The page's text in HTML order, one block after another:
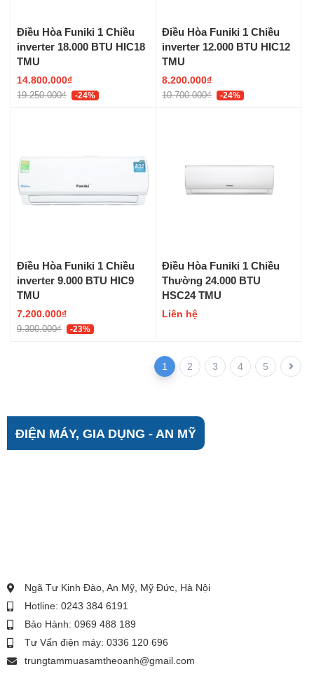
Điều Hòa Funiki 1 Chiều
inverter 18.000 BTU HIC18
TMU
14.800.000₫
19.250.000₫ -24%
Điều Hòa Funiki 1 Chiều
inverter 12.000 BTU HIC12
TMU
8.200.000₫
10.700.000₫ -24%
Điều Hòa Funiki 1 Chiều
inverter 9.000 BTU HIC9
TMU
7.200.000₫
9.300.000₫ -23%
Điều Hòa Funiki 1 Chiều
Thường 24.000 BTU
HSC24 TMU
Liên hệ
1 2 3 4 5
ĐIỆN MÁY, GIA DỤNG - AN MỸ
Ngã Tư Kinh Đào, An Mỹ, Mỹ Đức, Hà Nội
Hotline: 0243 384 6191
Bảo Hành: 0969 488 189
Tư Vấn điện máy: 0336 120 696
trungtammuasamtheoanh@gmail.com